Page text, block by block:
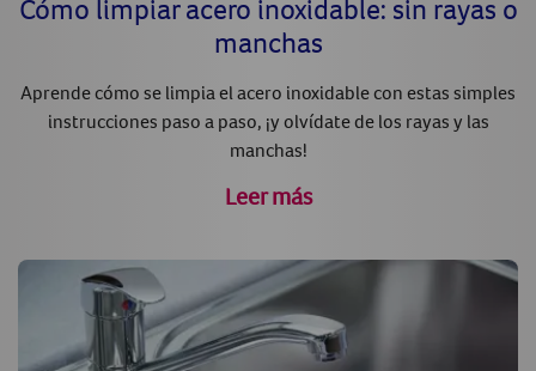
Cómo limpiar acero inoxidable: sin rayas o
manchas
Aprende cómo se limpia el acero inoxidable con estas simples
instrucciones paso a paso, ¡y olvídate de los rayas y las
manchas!
Leer más